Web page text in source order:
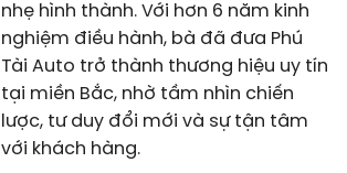
nhẹ hình thành. Với hơn 6 năm kinh
nghiệm điều hành, bà đã đưa Phú
Tài Auto trở thành thương hiệu uy tín
tại miền Bắc, nhờ tầm nhìn chiến
lược, tư duy đổi mới và sự tận tâm
với khách hàng.